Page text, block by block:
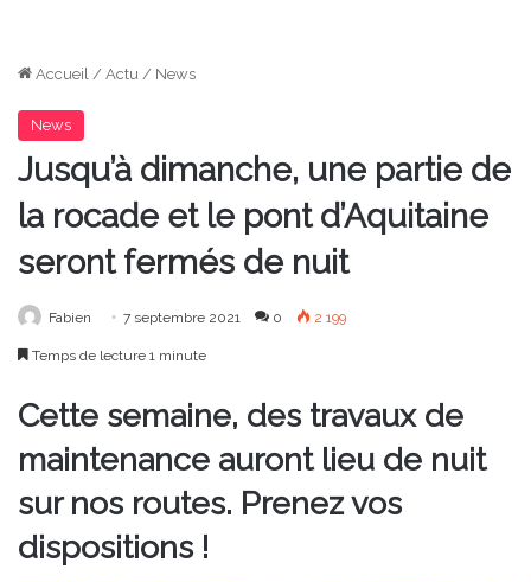
Accueil / Actu / News
News
Jusqu’à dimanche, une partie de
la rocade et le pont d’Aquitaine
seront fermés de nuit
Fabien 7 septembre 2021 0 2 199
Temps de lecture 1 minute
Cette semaine, des travaux de
maintenance auront lieu de nuit
sur nos routes. Prenez vos
dispositions !